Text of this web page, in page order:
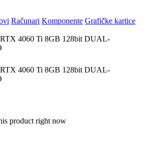
Računari Komponente Grafičke kartice
4060 Ti 8GB 128bit DUAL-
4060 Ti 8GB 128bit DUAL-
product right now